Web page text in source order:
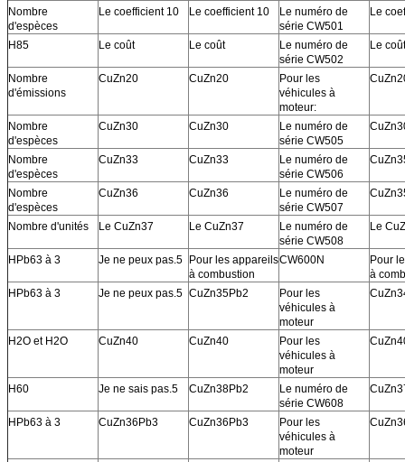
Nombre
d'espèces
Le coefficient 10 Le coefficient 10
Le numéro de
série CW501
Le
H85 Le coût Le coût
Le numéro de
série CW502
Le coût
Nombre
d'émissions
CuZn20 CuZn20
Pour les
véhicules à
moteur:
Nombre
d'espèces
CuZn30 CuZn30
Le numéro de
série CW505
Nombre
d'espèces
CuZn33 CuZn33
Le numéro de
série CW506
Nombre
d'espèces
CuZn36 CuZn36
Le numéro de
série CW507
Nombre d'unités Le CuZn37 Le CuZn37
Le numéro de
série CW508
Le
HPb63 à 3 Je ne peux pas.5 Pour les appareils
à combustion
CW600N
Pour
à
HPb63 à 3
Je ne peux pas.5 CuZn35Pb2
Pour les
véhicules à
moteur
H2O et H2O CuZn40 CuZn40
Pour les
véhicules à
moteur
H60 Je ne sais pas.5 CuZn38Pb2
Le numéro de
série CW608
HPb63 à 3 CuZn36Pb3 CuZn36Pb3
Pour les
véhicules à
moteur